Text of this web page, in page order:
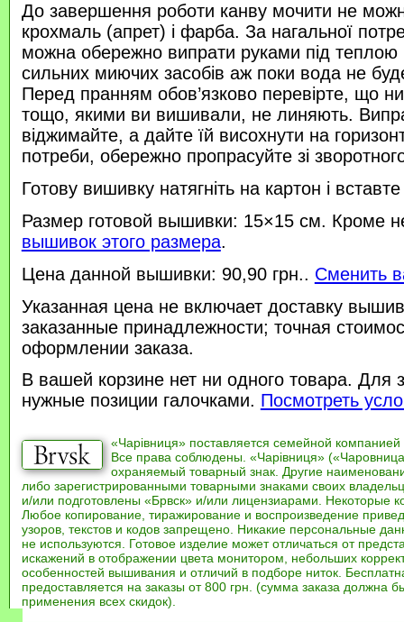
До завершення роботи канву мочити не
крохмаль (апрет) і фарба. За нагальної
можна обережно випрати руками під
сильних миючих засобів аж поки вода не
Перед пранням обов’язково перевірте, що
тощо, якими ви вишивали, не линяють.
віджимайте, а дайте їй висохнути на
потреби, обережно пропрасуйте зі
Готову вишивку натягніть на картон і
Размер готовой вышивки: 15×15 см. Кроме
вышивок этого размера.
Цена данной вышивки: 90,90 грн.. Сменить
Указанная цена не включает доставку
заказанные принадлежности; точная
оформлении заказа.
В вашей корзине нет ни одного товара. Для
нужные позиции галочками. Посмотреть
«Чарівниця» поставляется семейной компанией
Все права соблюдены. «Чарівниця»
охраняемый товарный знак. Другие
либо зарегистрированными товарными знаками своих
и/или подготовлены «Брвск» и/или лицензиарами. Некоторые
Любое копирование, тиражирование и воспроизведение
узоров, текстов и кодов запрещено. Никакие персональные
не используются. Готовое изделие может отличаться от
искажений в отображении цвета монитором, небольших
особенностей вышивания и отличий в подборе ниток.
предоставляется на заказы от 800 грн. (сумма заказа должна
применения всех скидок).